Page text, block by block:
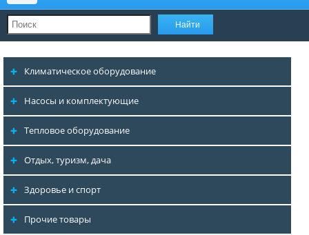
Климатическое оборудование
Насосы и комплектующие
Тепловое оборудование
Отдых, туризм, дача
Здоровье и спорт
Прочие товары